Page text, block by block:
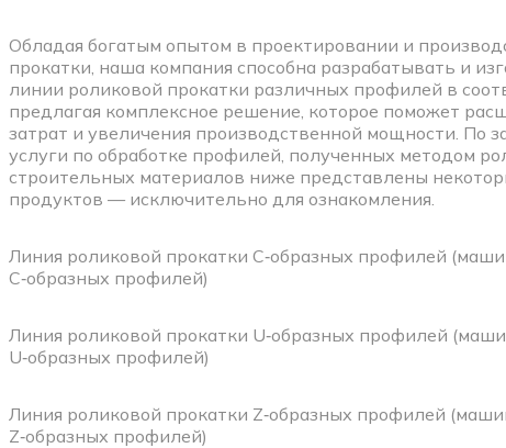
Обладая богатым опытом в проектировании и
прокатки, наша компания способна разрабатывать и
линии роликовой прокатки различных профилей в
предлагая комплексное решение, которое поможет
затрат и увеличения производственной мощности. По
услуги по обработке профилей, полученных методом
строительных материалов ниже представлены
продуктов — исключительно для ознакомления.
Линия роликовой прокатки С‑образных профилей
С‑образных профилей)
Линия роликовой прокатки U‑образных профилей
U‑образных профилей)
Линия роликовой прокатки Z‑образных профилей
Z‑образных профилей)